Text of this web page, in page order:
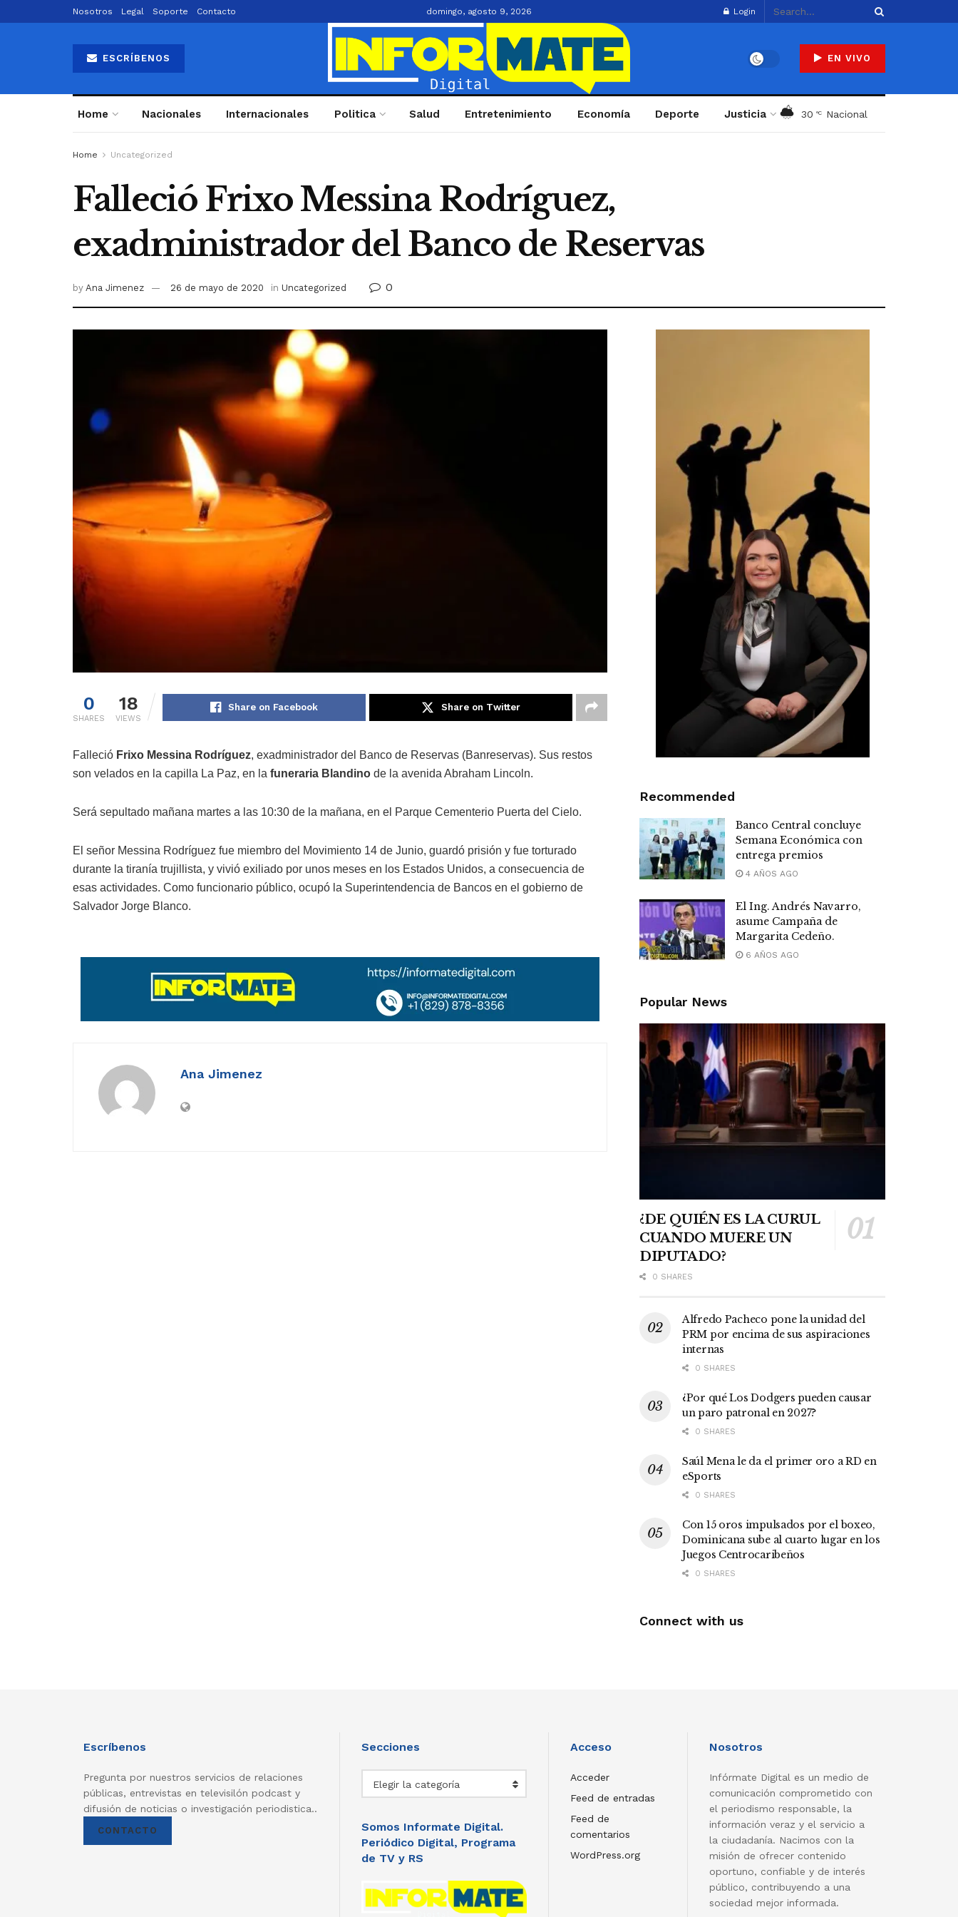
Nosotros Legal Soporte Contacto domingo, agosto 9, 2026 Login
ESCRÍBENOS EN VIVO
Home Nacionales Internacionales Politica Salud Entretenimiento Economía Deporte Justicia 30 °C Nacional
Home Uncategorized
Falleció Frixo Messina Rodríguez,
exadministrador del Banco de Reservas
by Ana Jimenez 26 de mayo de 2020 in Uncategorized 0
0
SHARES
18
VIEWS
Share on Facebook Share on Twitter
Falleció Frixo Messina Rodríguez, exadministrador del Banco de Reservas (Banreservas). Sus restos
son velados en la capilla La Paz, en la funeraria Blandino de la avenida Abraham Lincoln.
Será sepultado mañana martes a las 10:30 de la mañana, en el Parque Cementerio Puerta del Cielo.
El señor Messina Rodríguez fue miembro del Movimiento 14 de Junio, guardó prisión y fue torturado
durante la tiranía trujillista, y vivió exiliado por unos meses en los Estados Unidos, a consecuencia de
esas actividades. Como funcionario público, ocupó la Superintendencia de Bancos en el gobierno de
Salvador Jorge Blanco.
Ana Jimenez
Recommended
Banco Central concluye
Semana Económica con
entrega premios
4 AÑOS AGO
El Ing. Andrés Navarro,
asume Campaña de
Margarita Cedeño.
6 AÑOS AGO
Popular News
¿DE QUIÉN ES LA CURUL
CUANDO MUERE UN
DIPUTADO?
0 SHARES
Alfredo Pacheco pone la unidad del
PRM por encima de sus aspiraciones
internas
0 SHARES
¿Por qué Los Dodgers pueden causar
un paro patronal en 2027?
0 SHARES
Saúl Mena le da el primer oro a RD en
eSports
0 SHARES
Con 15 oros impulsados por el boxeo,
Dominicana sube al cuarto lugar en los
Juegos Centrocaribeños
0 SHARES
Connect with us
Escríbenos
Pregunta por nuestros servicios de relaciones
públicas, entrevistas en televisilón podcast y
difusión de noticias o investigación periodistica..
CONTACTO
Secciones
Elegir la categoría
Somos Informate Digital.
Periódico Digital, Programa
de TV y RS
Acceso
Acceder
Feed de entradas
Feed de
comentarios
WordPress.org
Nosotros
Infórmate Digital es un medio de
comunicación comprometido con
el periodismo responsable, la
información veraz y el servicio a
la ciudadanía. Nacimos con la
misión de ofrecer contenido
oportuno, confiable y de interés
público, contribuyendo a una
sociedad mejor informada.